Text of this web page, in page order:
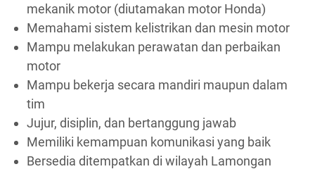
mekanik motor (diutamakan motor Honda)
Memahami sistem kelistrikan dan mesin motor
Mampu melakukan perawatan dan perbaikan
motor
Mampu bekerja secara mandiri maupun dalam
tim
Jujur, disiplin, dan bertanggung jawab
Memiliki kemampuan komunikasi yang baik
Bersedia ditempatkan di wilayah Lamongan